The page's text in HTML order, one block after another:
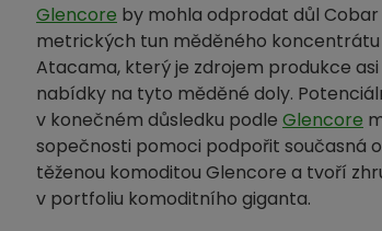
Glencore by mohla odprodat důl Cobar
metrických tun měděného koncentrátu
Atacama, který je zdrojem produkce
nabídky na tyto měděné doly.
v konečném důsledku podle Glencore
sopečnosti pomoci podpořit současná
těženou komoditou Glencore a tvoří
v portfoliu komoditního giganta.